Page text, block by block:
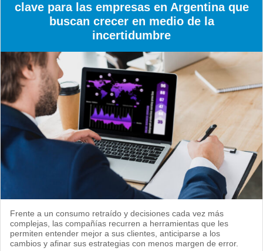
clave para las empresas en Argentina que
buscan crecer en medio de la
incertidumbre
Frente a un consumo retraído y decisiones cada vez más
complejas, las compañías recurren a herramientas que les
permiten entender mejor a sus clientes, anticiparse a los
cambios y afinar sus estrategias con menos margen de error.